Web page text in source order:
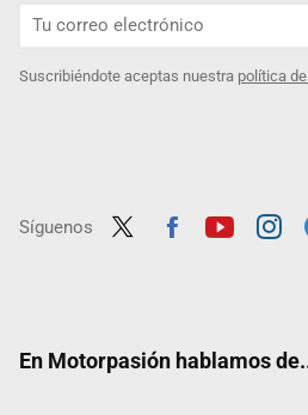
Suscribiéndote aceptas nuestra política
Síguenos
En Motorpasión hablamos